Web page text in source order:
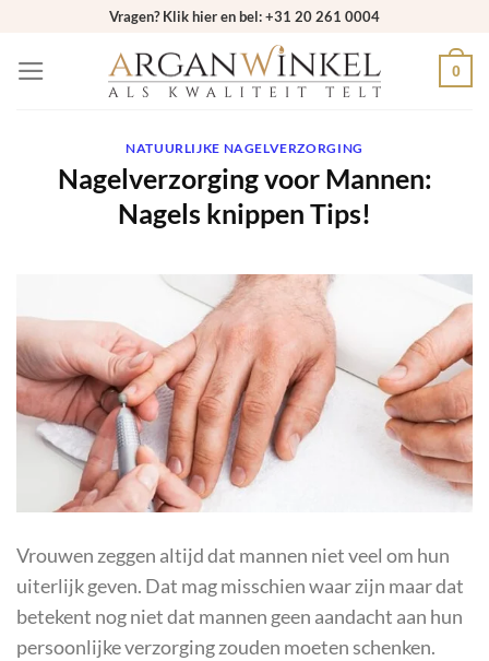
inhoud
Vragen? Klik hier en bel: +31 20 261 0004
0
NATUURLIJKE NAGELVERZORGING
Nagelverzorging voor Mannen:
Nagels knippen Tips!
Vrouwen zeggen altijd dat mannen niet veel om hun
uiterlijk geven. Dat mag misschien waar zijn maar dat
betekent nog niet dat mannen geen aandacht aan hun
persoonlijke verzorging zouden moeten schenken.